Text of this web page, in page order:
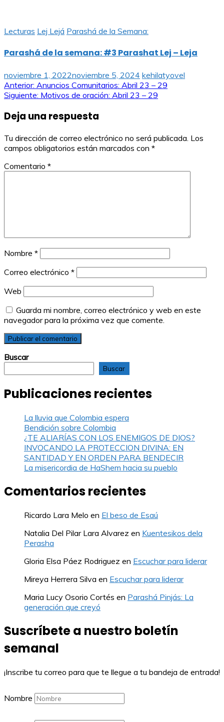
Lecturas Lej Lejá Parashá de la Semana:
Parashá de la semana: #3 Parashat Lej – Leja
noviembre 1, 2022noviembre 5, 2024 kehilatyovel
Navegación
entradas
Anterior: Anuncios Comunitarios: Abril 23 – 29
Siguiente: Motivos de oración: Abril 23 – 29
Deja una respuesta
Tu dirección de correo electrónico no será publicada. Los
campos obligatorios están marcados con *
Comentario *
Nombre *
Correo electrónico *
Web
Guarda mi nombre, correo electrónico y web en este
navegador para la próxima vez que comente.
Buscar
Buscar
Publicaciones recientes
La lluvia que Colombia espera
Bendición sobre Colombia
¿TE ALIARÍAS CON LOS ENEMIGOS DE DIOS?
INVOCANDO LA PROTECCION DIVINA: EN
SANTIDAD Y EN ORDEN PARA BENDECIR
La misericordia de HaShem hacia su pueblo
Comentarios recientes
Ricardo Lara Melo en El beso de Esaú
Natalia Del Pilar Lara Alvarez en Kuentesikos dela
Perasha
Gloria Elsa Páez Rodriguez en Escuchar para liderar
Mireya Herrera Silva en Escuchar para liderar
Maria Lucy Osorio Cortés en Parashá Pinjás: La
generación que creyó
Suscríbete a nuestro boletín
semanal
¡Inscribe tu correo para que te llegue a tu bandeja de entrada!
Nombre